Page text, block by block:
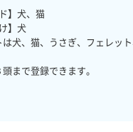
】犬、猫
】犬
犬、猫、うさぎ、フェレッ
まで登録できます。